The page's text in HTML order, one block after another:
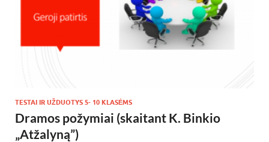
TESTAI IR UŽDUOTYS 5- 10 KLASĖMS
Dramos požymiai (skaitant K. Binkio
„Atžalyną”)